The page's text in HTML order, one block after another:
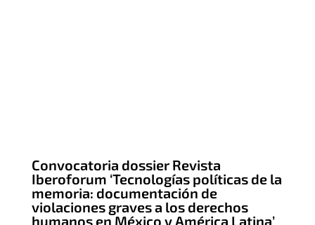
Convocatoria dossier Revista
Iberoforum ‘Tecnologías políticas de la
memoria: documentación de
violaciones graves a los derechos
humanos en México y América Latina’